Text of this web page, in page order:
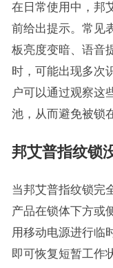
在日常使用中，邦
前给出提示。常见
板亮度变暗、语音
时，可能出现多次
户可以通过观察这
池，从而避免被锁
邦艾普指纹锁
当邦艾普指纹锁完
产品在锁体下方或
用移动电源进行临
即可恢复短暂工作